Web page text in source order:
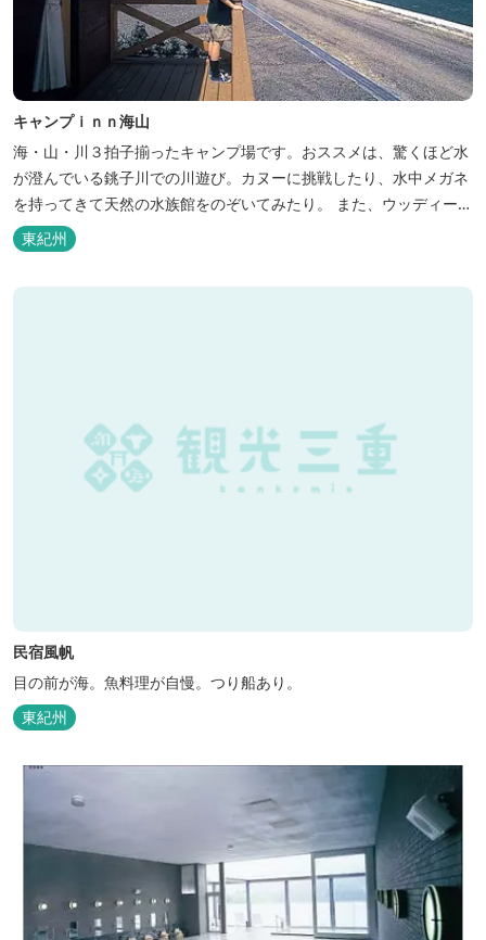
キャンプｉｎｎ海山
海・山・川３拍子揃ったキャンプ場です。おススメは、驚くほど水
が澄んでいる銚子川での川遊び。カヌーに挑戦したり、水中メガネ
を持ってきて天然の水族館をのぞいてみたり。 また、ウッディーク
ラフト教室やストーンクラフト教室など各種イベントも盛りだくさ
ん。森林浴を楽しんだり、一日中遊び、ゆったりできます。 紀北町
の海の幸をふんだんに使った海鮮・焼肉バーベキュー。家族で，グ
東紀州
民宿風帆
目の前が海。魚料理が自慢。つり船あり。
東紀州